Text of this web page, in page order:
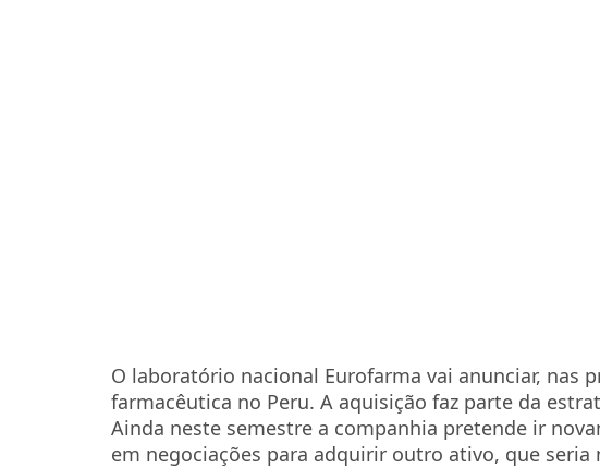
O laboratório nacional Eurofarma vai anunciar, nas
farmacêutica no Peru. A aquisição faz parte da
Ainda neste semestre a companhia pretende ir
em negociações para adquirir outro ativo, que seria